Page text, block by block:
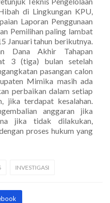
di Lingkungan KPU,
Laporan Penggunaan
Pemilihan paling lambat
Januari tahun berikutnya.
Dana Akhir Tahapan
3 (tiga) bulan setelah
pasangan calon
Mimika masih ada
perbaikan dalam setiap
jika terdapat kesalahan.
anggaran jika
jika tidak dilakukan,
proses hukum yang
INVESTIGASI